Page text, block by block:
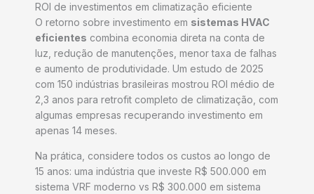
ROI de investimentos em climatização eficiente
O retorno sobre investimento em sistemas HVAC
eficientes combina economia direta na conta de
luz, redução de manutenções, menor taxa de falhas
e aumento de produtividade. Um estudo de 2025
com 150 indústrias brasileiras mostrou ROI médio de
2,3 anos para retrofit completo de climatização, com
algumas empresas recuperando investimento em
apenas 14 meses.
Na prática, considere todos os custos ao longo de
15 anos: uma indústria que investe R$ 500.000 em
sistema VRF moderno vs R$ 300.000 em sistema